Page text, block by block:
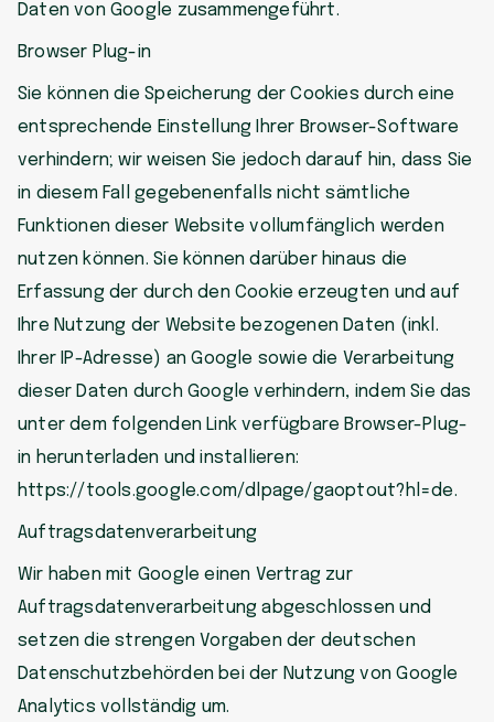
Daten von Google zusammengeführt.
Browser Plug-in
Sie können die Speicherung der Cookies durch eine
entsprechende Einstellung Ihrer Browser-Software
verhindern; wir weisen Sie jedoch darauf hin, dass Sie
in diesem Fall gegebenenfalls nicht sämtliche
Funktionen dieser Website vollumfänglich werden
nutzen können. Sie können darüber hinaus die
Erfassung der durch den Cookie erzeugten und auf
Ihre Nutzung der Website bezogenen Daten (inkl.
Ihrer IP-Adresse) an Google sowie die Verarbeitung
dieser Daten durch Google verhindern, indem Sie das
unter dem folgenden Link verfügbare Browser-Plug-
in herunterladen und installieren:
https://tools.google.com/dlpage/gaoptout?hl=de.
Auftragsdatenverarbeitung
Wir haben mit Google einen Vertrag zur
Auftragsdatenverarbeitung abgeschlossen und
setzen die strengen Vorgaben der deutschen
Datenschutzbehörden bei der Nutzung von Google
Analytics vollständig um.